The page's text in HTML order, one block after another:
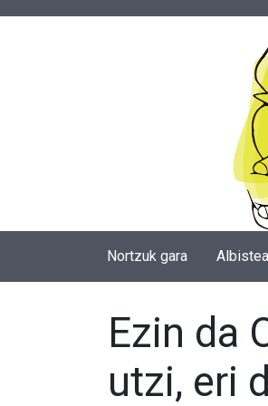
Nortzuk gara
Ezin da
utzi, eri